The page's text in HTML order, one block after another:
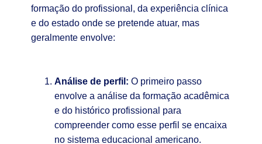
formação do profissional, da experiência clínica
e do estado onde se pretende atuar, mas
geralmente envolve:
Análise de perfil: O primeiro passo
envolve a análise da formação acadêmica
e do histórico profissional para
compreender como esse perfil se encaixa
no sistema educacional americano.